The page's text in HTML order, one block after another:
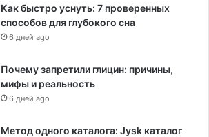
Как быстро уснуть: 7 проверенных
способов для глубокого сна
6 дней ago
Почему запретили глицин: причины,
мифы и реальность
6 дней ago
Метод одного каталога: Jysk каталог